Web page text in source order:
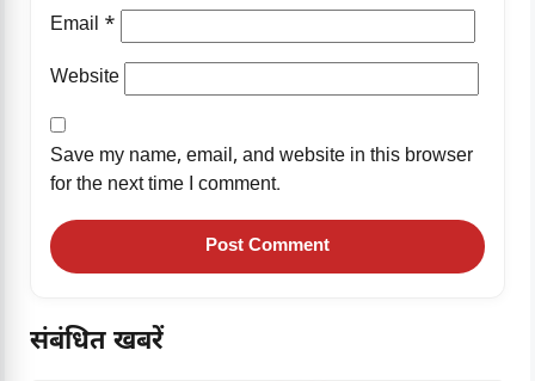
Email *
Website
Save my name, email, and website in this browser
for the next time I comment.
संबंधित खबरें